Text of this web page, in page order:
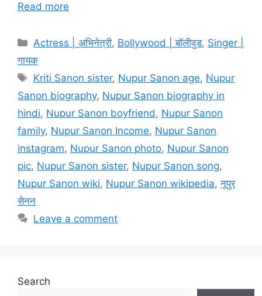
Read more
Categories
Actress | अभिनेत्री, Bollywood | बॉलीवुड, Singer |
गायक
Tags
Kriti Sanon sister, Nupur Sanon age, Nupur
Sanon biography, Nupur Sanon biography in
hindi, Nupur Sanon boyfriend, Nupur Sanon
family, Nupur Sanon Income, Nupur Sanon
instagram, Nupur Sanon photo, Nupur Sanon
pic, Nupur Sanon sister, Nupur Sanon song,
Nupur Sanon wiki, Nupur Sanon wikipedia,नूपुर
सेनन
Leave a comment
Search